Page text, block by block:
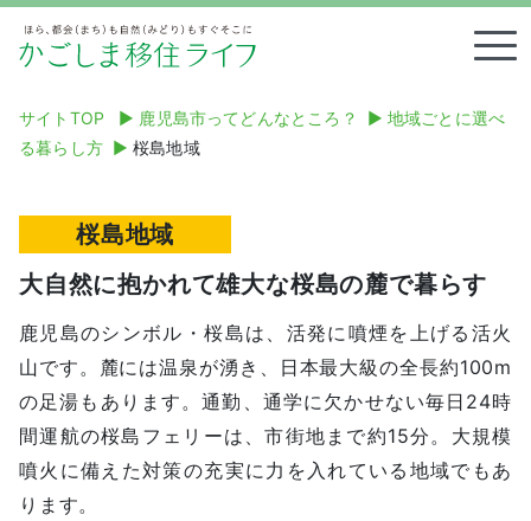
サイトTOP ▶︎ 鹿児島市ってどんなところ？ ▶︎ 地域ごとに選べ
る暮らし方 ▶︎ 桜島地域
桜島地域
大自然に抱かれて雄大な桜島の麓で暮らす
鹿児島のシンボル・桜島は、活発に噴煙を上げる活火
山です。麓には温泉が湧き、日本最大級の全長約100m
の足湯もあります。通勤、通学に欠かせない毎日24時
間運航の桜島フェリーは、市街地まで約15分。大規模
噴火に備えた対策の充実に力を入れている地域でもあ
ります。